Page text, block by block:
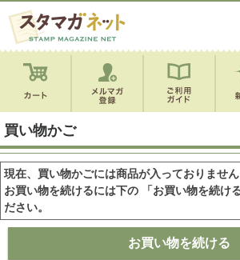
買い物かご
現在、買い物かごには商品が入っておりません
お買い物を続けるには下の 「お買い物を続け
ださい。